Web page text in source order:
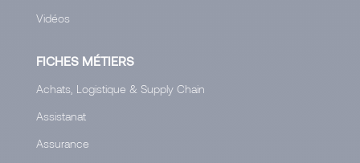
Vidéos
FICHES MÉTIERS
Achats, Logistique & Supply Chain
Assistanat
Assurance